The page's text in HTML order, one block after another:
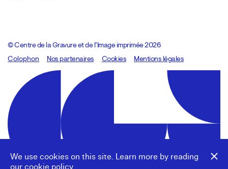
We use cookies on this site. Learn more by reading
our cookie policy.
© Centre de la Gravure et de l’Image imprimée 2026
Colophon
Design:Marcel Kaczmarek, code:8080.studio
Nos partenaires Cookies Mentions légales